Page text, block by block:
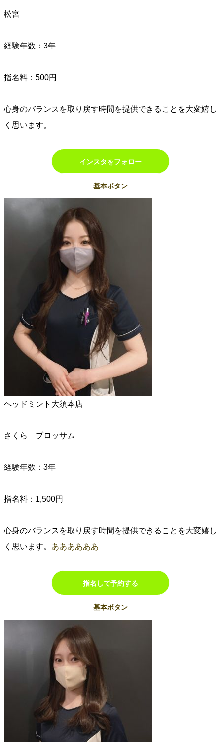
松宮
経験年数：3年
指名料：500円
心身のバランスを取り戻す時間を提供できることを大変嬉し
く思います。
インスタをフォロー
基本ボタン
ヘッドミント大須本店
さくら ブロッサム
経験年数：3年
指名料：1,500円
心身のバランスを取り戻す時間を提供できることを大変嬉し
く思います。 ああああああ
指名して予約する
基本ボタン